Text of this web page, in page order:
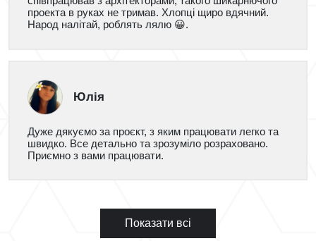
проекта в руках не тримав. Хлопці щиро вдячний.
Народ налітай, роблять лялю 😀.
Юлія
Дуже дякуємо за проєкт, з яким працювати легко та
швидко. Все детально та зрозуміло розраховано.
Приємно з вами працювати.
Показати всі